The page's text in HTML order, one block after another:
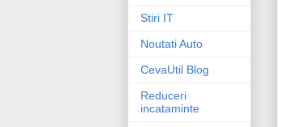
Stiri IT
Noutati Auto
CevaUtil Blog
Reduceri
incataminte